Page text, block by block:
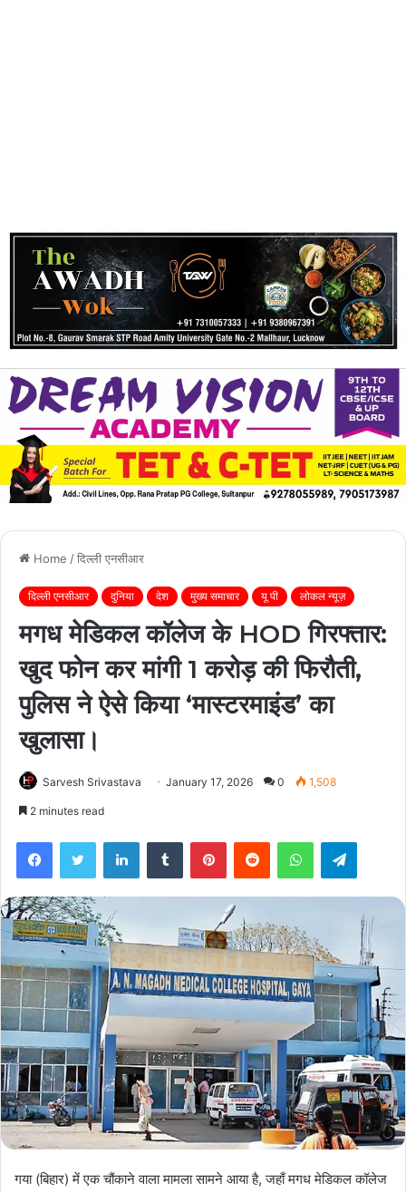
Home /दिल्ली एनसीआर
दिल्ली एनसीआर दुनिया देश मुख्य समाचार यू पी लोकल न्यूज़
मगध मेडिकल कॉलेज के HOD गिरफ्तार:
खुद फोन कर मांगी 1 करोड़ की फिरौती,
पुलिस ने ऐसे किया ‘मास्टरमाइंड’ का
खुलासा।
Sarvesh Srivastava January 17, 2026 0 1,508
2 minutes read
FacebookTwitter LinkedInTumblr PinterestReddit WhatsApp
गया (बिहार) में एक चौंकाने वाला मामला सामने आया है, जहाँ मगध मेडिकल कॉलेज